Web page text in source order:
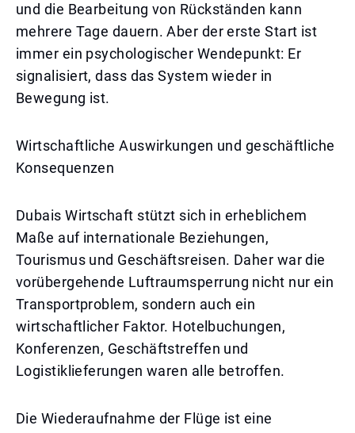
und die Bearbeitung von Rückständen kann
mehrere Tage dauern. Aber der erste Start ist
immer ein psychologischer Wendepunkt: Er
signalisiert, dass das System wieder in
Bewegung ist.
Wirtschaftliche Auswirkungen und geschäftliche
Konsequenzen
Dubais Wirtschaft stützt sich in erheblichem
Maße auf internationale Beziehungen,
Tourismus und Geschäftsreisen. Daher war die
vorübergehende Luftraumsperrung nicht nur ein
Transportproblem, sondern auch ein
wirtschaftlicher Faktor. Hotelbuchungen,
Konferenzen, Geschäftstreffen und
Logistiklieferungen waren alle betroffen.
Die Wiederaufnahme der Flüge ist eine